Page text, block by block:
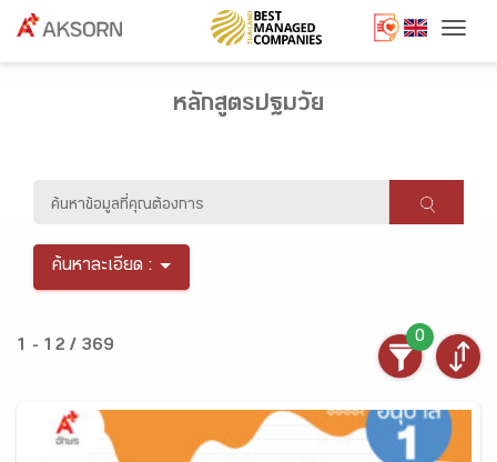
หลักสูตรปฐมวัย
ค้นหาละเอียด :
1 - 12 / 369
0